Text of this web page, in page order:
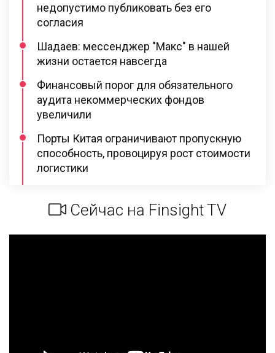
недопустимо публиковать без его
согласия
Шадаев: мессенджер "Макс" в нашей
жизни остается навсегда
Финансовый порог для обязательного
аудита некоммерческих фондов
увеличили
Порты Китая ограничивают пропускную
способность, провоцируя рост стоимости
логистики
Сейчас на Finsight TV